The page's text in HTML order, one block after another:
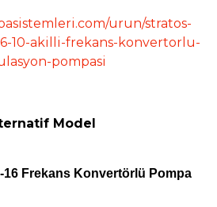
urun/stratos-
10-akilli-frekans-konvertorlu-
pompasi
Model
16 Frekans Konvertörlü Pompa